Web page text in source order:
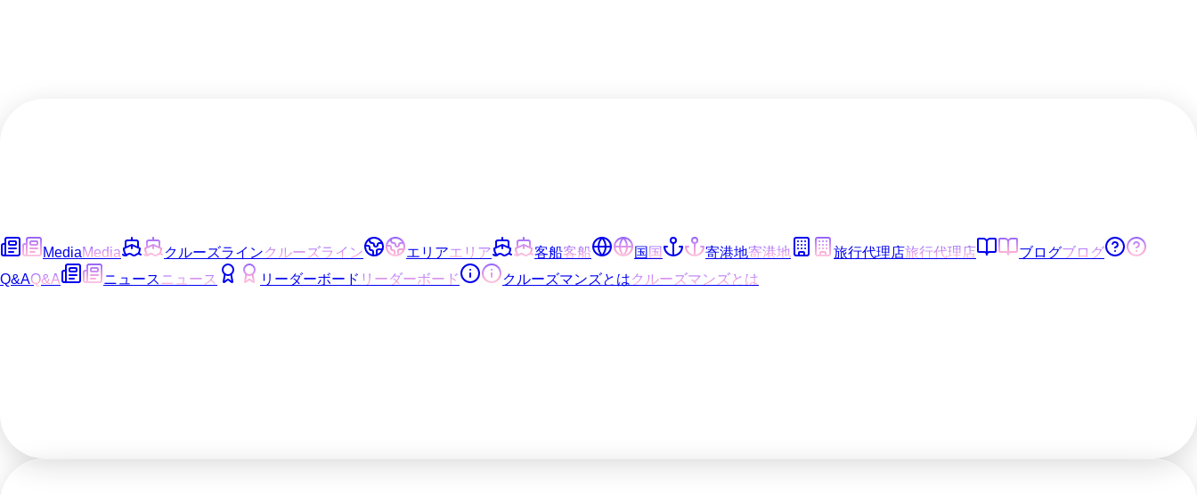
MediaMedia クルーズラインクルーズライン エリアエリア 客船客船 国国 寄港地寄港地 旅行代理店旅行代理店 ブログブログ
Q&AQ&A ニュース ニュース リーダーボード リーダーボード クルーズマンズとはクルーズマンズとは